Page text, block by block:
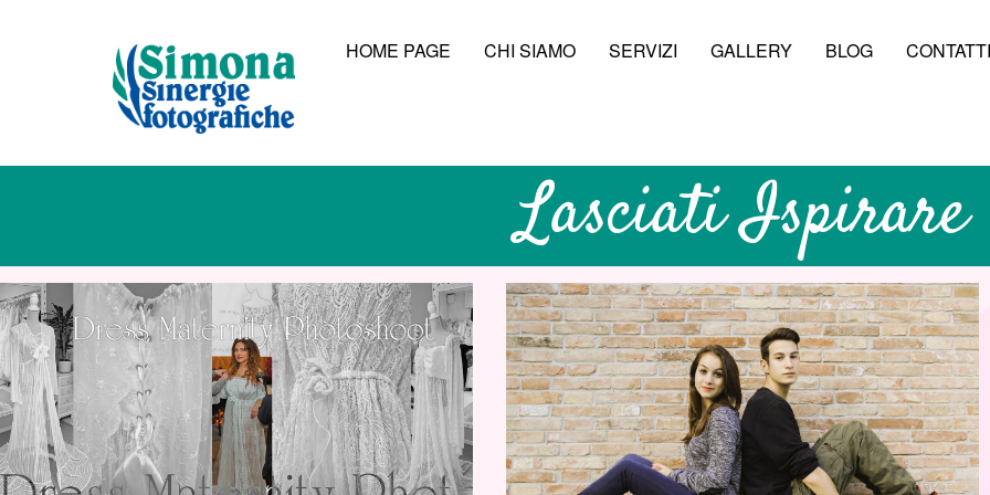
HOME PAGE CHI SIAMO SERVIZI GALLERY BLOG CONTATTI
Lasciati Ispirare